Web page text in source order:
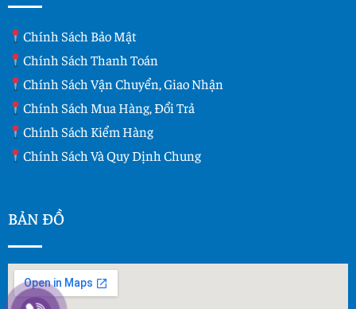
Chính Sách Bảo Mật
Chính Sách Thanh Toán
Chính Sách Vận Chuyển, Giao Nhận
Chính Sách Mua Hàng, Đổi Trả
Chính Sách Kiểm Hàng
Chính Sách Và Quy Dịnh Chung
BẢN ĐỒ